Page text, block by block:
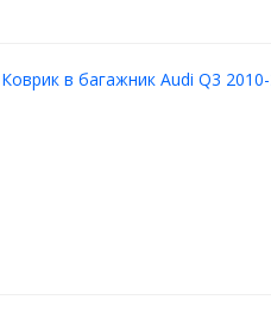
Коврик в багажник Audi Q3